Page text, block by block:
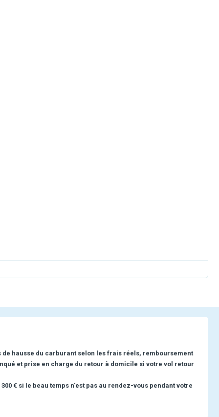
hausse du carburant selon les frais réels, remboursement
et prise en charge du retour à domicile si votre vol retour
€ si le beau temps n'est pas au rendez-vous pendant votre